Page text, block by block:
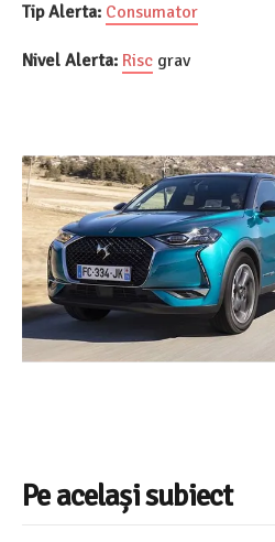
Tip Alerta: Consumator
Nivel Alerta: Risc grav
Pe același subiect